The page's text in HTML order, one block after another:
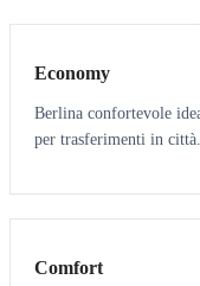
Economy
Berlina confortevole
per trasferimenti in città.
3 3
Comfort